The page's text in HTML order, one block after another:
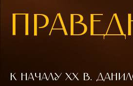
К началу XX в.